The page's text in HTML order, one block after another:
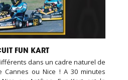
FUN KART
dans un cadre naturel de
Cannes ou Nice ! A 30 minutes